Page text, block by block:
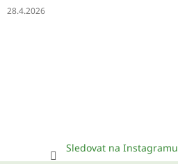
28.4.2026
Sledovat na Instagramu